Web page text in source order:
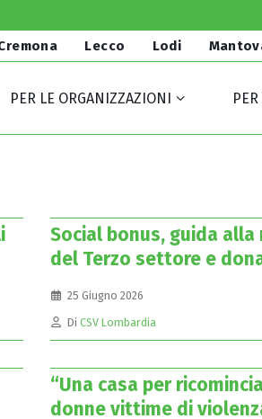
Lecco Lodi
PER LE ORGANIZZAZIONI
Social bonus, guida
del Terzo settore e
25 Giugno 2026
Di CSV Lombardia
“Una casa per
donne vittime di